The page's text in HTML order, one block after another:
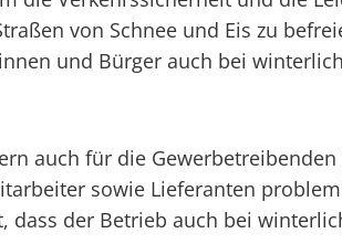
von Schnee und Eis zu
und Bürger auch bei
auch für die Gewerbetreibenden
sowie Lieferanten
dass der Betrieb auch bei